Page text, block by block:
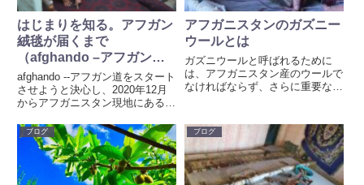
はじまりを知る。アフガン
絨毯が届くまで
（afghando –アフガン道
からアフガン絨毯が日本へ
届く道程）
afghando --アフガン道をスタート
させようと決心し、2020年12月
からアフガニスタン現地にあるア
クトを始めつつ、アフガニスタン
とパキスタンの国境の街ペシャワ
ールに住むトルクメン族の絨毯商
人から買い付け...
アフガニスタンのガズニー
ウールとは
ガズニウールと呼ばれるために
は、アフガニスタン産のウールで
なければならず、さらに重要なの
に使用すると美しい手触りと艶が
でてきます。
ブログ ブログ